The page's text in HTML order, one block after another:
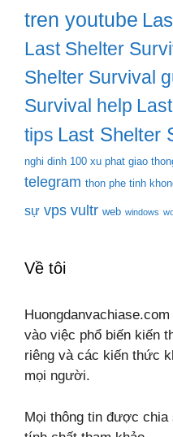
tren youtube
Last Shelter
Shelter Survival
Survival help
tips Last Shelter
nghi dinh 100 xu phat giao
telegram thon phe tinh
sự vps vultr web windows
Về tôi
vào việc phổ biến kiến
riêng và các kiến thức
mọi người.
Mọi thông tin được